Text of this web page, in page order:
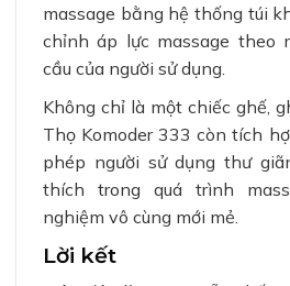
massage bằng hệ thống túi
chỉnh áp lực massage theo
cầu của người sử dụng.
Không chỉ là một chiếc ghế,
Thọ Komoder 333 còn tích
phép người sử dụng thư
thích trong quá trình
nghiệm vô cùng mới mẻ.
Lời kết